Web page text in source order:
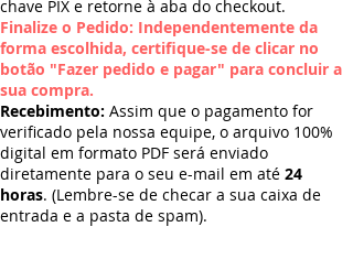
chave PIX e retorne à aba do checkout.
Finalize o Pedido: Independentemente da
forma escolhida, certifique-se de clicar no
botão "Fazer pedido e pagar" para concluir a
sua compra.
Recebimento: Assim que o pagamento for
verificado pela nossa equipe, o arquivo 100%
digital em formato PDF será enviado
diretamente para o seu e-mail em até 24
horas. (Lembre-se de checar a sua caixa de
entrada e a pasta de spam).